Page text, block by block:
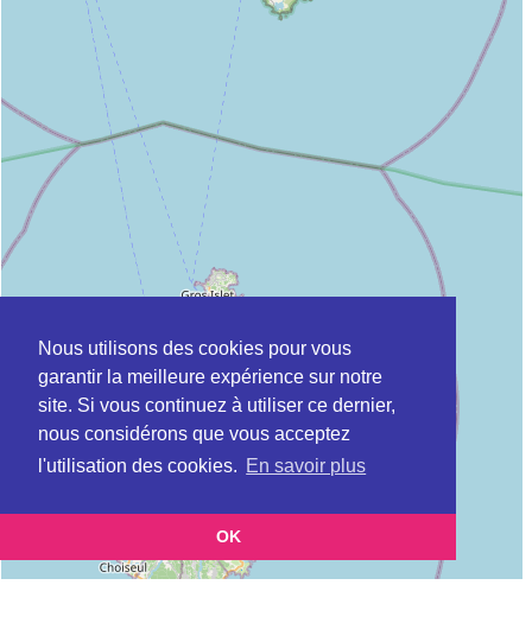
Nous utilisons des cookies pour vous
garantir la meilleure expérience sur notre
site. Si vous continuez à utiliser ce dernier,
nous considérons que vous acceptez
l'utilisation des cookies. En savoir plus
OK